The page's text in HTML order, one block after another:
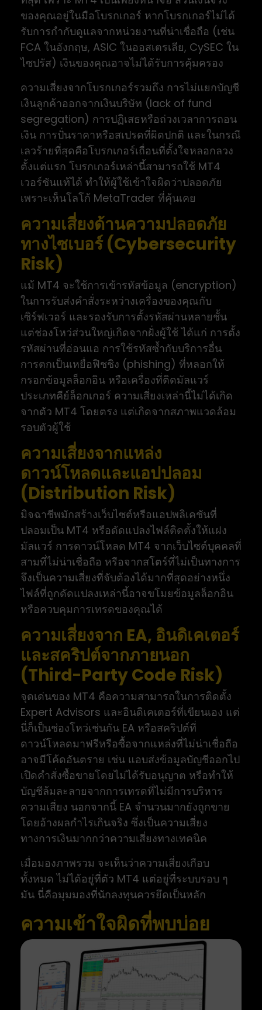
ของคุณอยู่ในมือโบรกเกอร์ หากโบรกเกอร์ไม่ได้
รับการกำกับดูแลจากหน่วยงานที่น่าเชื่อถือ (เช่น
FCA ในอังกฤษ, ASIC ในออสเตรเลีย, CySEC ใน
ไซปรัส) เงินของคุณอาจไม่ได้รับการคุ้มครอง
ความเสี่ยงจากโบรกเกอร์รวมถึง การไม่แยกบัญชี
เงินลูกค้าออกจากเงินบริษัท (lack of fund
segregation) การปฏิเสธหรือถ่วงเวลาการถอน
เงิน การปั่นราคาหรือสเปรดที่ผิดปกติ และในกรณี
เลวร้ายที่สุดคือโบรกเกอร์เถื่อนที่ตั้งใจหลอกลวง
ตั้งแต่แรก โบรกเกอร์เหล่านี้สามารถใช้ MT4
เวอร์ชันแท้ได้ ทำให้ผู้ใช้เข้าใจผิดว่าปลอดภัย
เพราะเห็นโลโก้ MetaTrader ที่คุ้นเคย
ความเสี่ยงด้านความปลอดภัย
ทางไซเบอร์ (Cybersecurity
Risk)
แม้ MT4 จะใช้การเข้ารหัสข้อมูล (encryption)
ในการรับส่งคำสั่งระหว่างเครื่องของคุณกับ
เซิร์ฟเวอร์ และรองรับการตั้งรหัสผ่านหลายชั้น
แต่ช่องโหว่ส่วนใหญ่เกิดจากฝั่งผู้ใช้ ได้แก่ การตั้ง
รหัสผ่านที่อ่อนแอ การใช้รหัสซ้ำกับบริการอื่น
การตกเป็นเหยื่อฟิชชิง (phishing) ที่หลอกให้
กรอกข้อมูลล็อกอิน หรือเครื่องที่ติดมัลแวร์
ประเภทคีย์ล็อกเกอร์ ความเสี่ยงเหล่านี้ไม่ได้เกิด
จากตัว MT4 โดยตรง แต่เกิดจากสภาพแวดล้อม
รอบตัวผู้ใช้
ความเสี่ยงจากแหล่ง
ดาวน์โหลดและแอปปลอม
(Distribution Risk)
มิจฉาชีพมักสร้างเว็บไซต์หรือแอปพลิเคชันที่
ปลอมเป็น MT4 หรือดัดแปลงไฟล์ติดตั้งให้แฝง
มัลแวร์ การดาวน์โหลด MT4 จากเว็บไซต์บุคคลที่
สามที่ไม่น่าเชื่อถือ หรือจากสโตร์ที่ไม่เป็นทางการ
จึงเป็นความเสี่ยงที่จับต้องได้มากที่สุดอย่างหนึ่ง
ไฟล์ที่ถูกดัดแปลงเหล่านี้อาจขโมยข้อมูลล็อกอิน
หรือควบคุมการเทรดของคุณได้
ความเสี่ยงจาก EA, อินดิเคเตอร์
และสคริปต์จากภายนอก
(Third-Party Code Risk)
จุดเด่นของ MT4 คือความสามารถในการติดตั้ง
Expert Advisors และอินดิเคเตอร์ที่เขียนเอง แต่
นี่ก็เป็นช่องโหว่เช่นกัน EA หรือสคริปต์ที่
ดาวน์โหลดมาฟรีหรือซื้อจากแหล่งที่ไม่น่าเชื่อถือ
อาจมีโค้ดอันตราย เช่น แอบส่งข้อมูลบัญชีออกไป
เปิดคำสั่งซื้อขายโดยไม่ได้รับอนุญาต หรือทำให้
บัญชีล้มละลายจากการเทรดที่ไม่มีการบริหาร
ความเสี่ยง นอกจากนี้ EA จำนวนมากยังถูกขาย
โดยอ้างผลกำไรเกินจริง ซึ่งเป็นความเสี่ยง
ทางการเงินมากกว่าความเสี่ยงทางเทคนิค
เมื่อมองภาพรวม จะเห็นว่าความเสี่ยงเกือบ
ทั้งหมด ไม่ได้อยู่ที่ตัว MT4 แต่อยู่ที่ระบบรอบ ๆ
มัน นี่คือมุมมองที่นักลงทุนควรยึดเป็นหลัก
ความเข้าใจผิดที่พบบ่อย